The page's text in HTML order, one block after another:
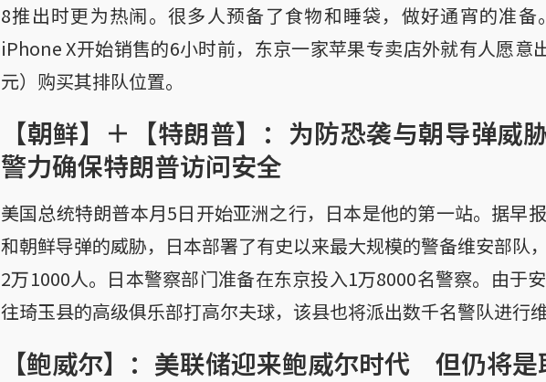
8推出时更为热闹。很多人预备了食物和睡袋，做好通宵的准备
iPhone X开始销售的6小时前，东京一家苹果专卖店外就有人愿意
元）购买其排队位置。
【朝鲜】＋【特朗普】：为防恐袭与朝导弹
警力确保特朗普访问安全
美国总统特朗普本月5日开始亚洲之行，日本是他的第一站。据早
和朝鲜导弹的威胁，日本部署了有史以来最大规模的警备维安部队
2万1000人。日本警察部门准备在东京投入1万8000名警察。由于
往琦玉县的高级俱乐部打高尔夫球，该县也将派出数千名警队进行维
【鲍威尔】：美联储迎来鲍威尔时代 但仍将